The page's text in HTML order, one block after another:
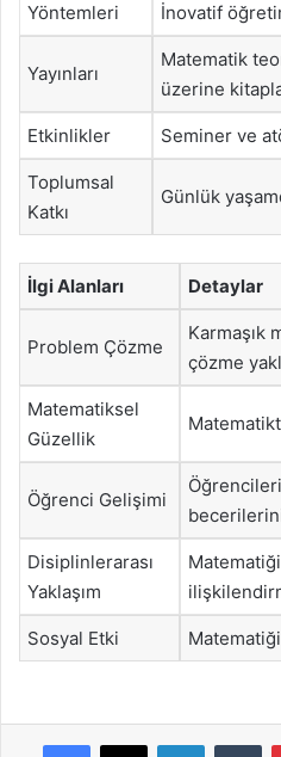
Yöntemleri İnovatif
Yayınları
Matematik
üzerine
Etkinlikler Seminer ve
Toplumsal
Katkı
Günlük
İlgi Alanları Detaylar
Problem Çözme
Karmaşık
çözme
Matematiksel
Güzellik
Öğrenci Gelişimi
Disiplinlerarası
Yaklaşım
Sosyal Etki
Facebook
X LinkedIn